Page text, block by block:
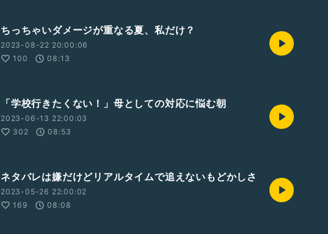
ちっちゃいダメージが重なる夏、私だけ？
2023-08-22 20:00:06
100
08:13
「学校行きたくない！」母としての対応に悩む朝
2023-06-13 22:00:03
302
08:53
ネタバレは嫌だけどリアルタイムで追えないもどかしさ
2023-05-26 22:00:02
169
08:08